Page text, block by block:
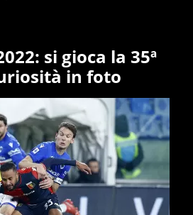
si gioca la 35ª
in foto